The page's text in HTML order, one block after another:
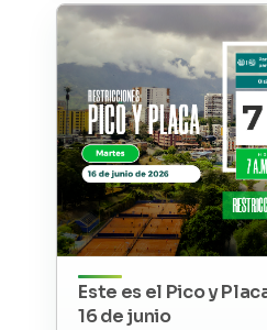
Este es el Pico y
16 de junio